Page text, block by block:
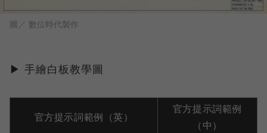
圖／ 數位時代製作
▶ 手繪白板教學圖
官方提示詞範例（英）
官方提示詞範例
（中）